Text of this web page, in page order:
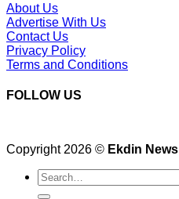
About Us
Advertise With Us
Contact Us
Privacy Policy
Terms and Conditions
FOLLOW US
Copyright 2026 © Ekdin News